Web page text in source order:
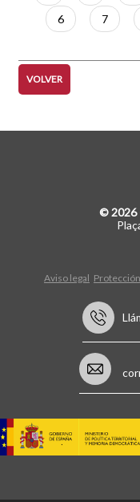
página
anterior
Página
6 Página
7
VOLVER
© 2026
Aviso legal